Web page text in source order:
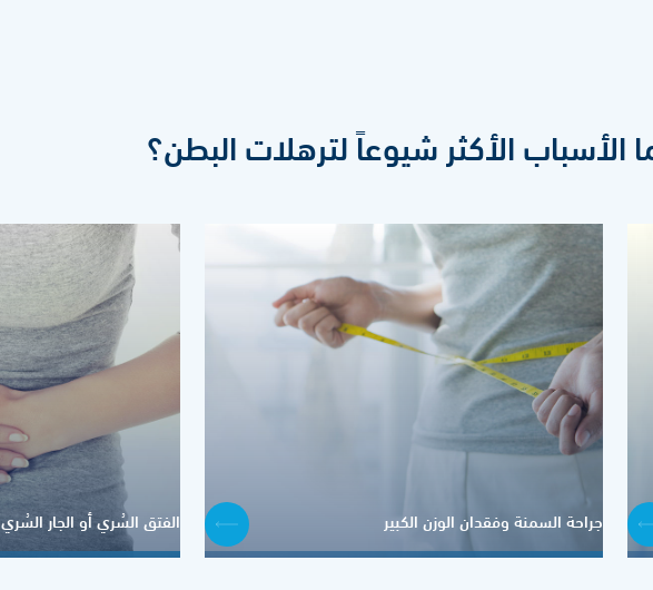
الأسباب الأكثر شيوعاً لترهلات البطن؟
جراحة السمنة وفقدان الوزن الكبير الفتق السُري أو الجار السُري